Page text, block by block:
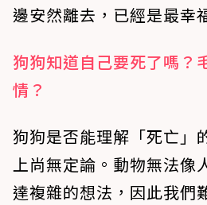
邊安然離去，已經是最幸
狗狗知道自己要死了嗎？
情？
狗狗是否能理解「死亡」
上尚無定論。動物無法像
達複雜的想法，因此我們